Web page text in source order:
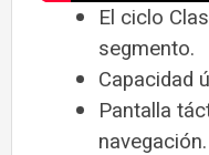
El ciclo
segmento.
Capacidad
Pantalla
navegación.